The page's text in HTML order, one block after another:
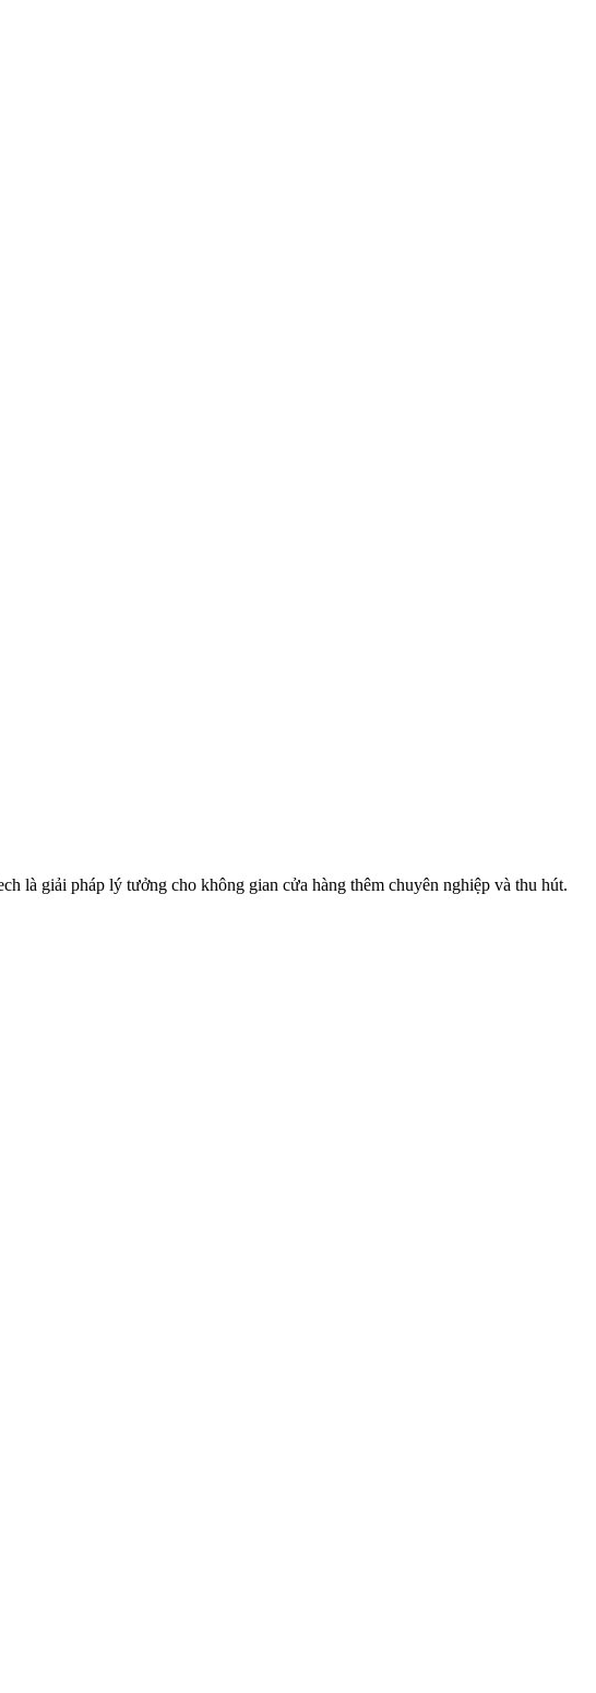
là giải pháp lý tưởng cho không gian cửa hàng thêm chuyên nghiệp và thu hút.